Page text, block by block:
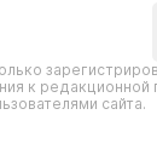
к редакционной
сайта.